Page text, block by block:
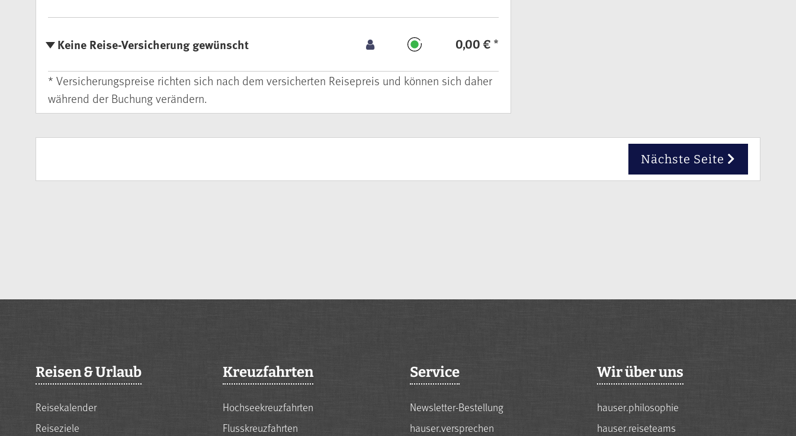
Keine Reise-Versicherung gewünscht 0,00 € *
* Versicherungspreise richten sich nach dem versicherten Reisepreis und können sich daher
während der Buchung verändern.
Nächste Seite
Reisen & Urlaub
Reisekalender
Reiseziele
Kreuzfahrten
Hochseekreuzfahrten
Flusskreuzfahrten
Service
Newsletter-Bestellung
hauser.versprechen
Wir über uns
hauser.philosophie
hauser.reiseteams